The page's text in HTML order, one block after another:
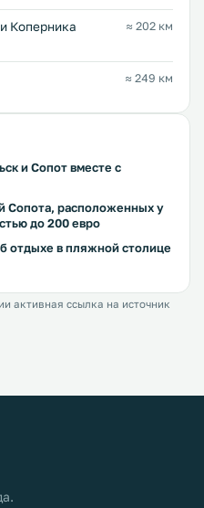
Коперника
≈ 202 км
≈ 249 км
и Сопот вместе с
Сопота, расположенных у
до 200 евро
отдыхе в пляжной столице
активная ссылка на источник